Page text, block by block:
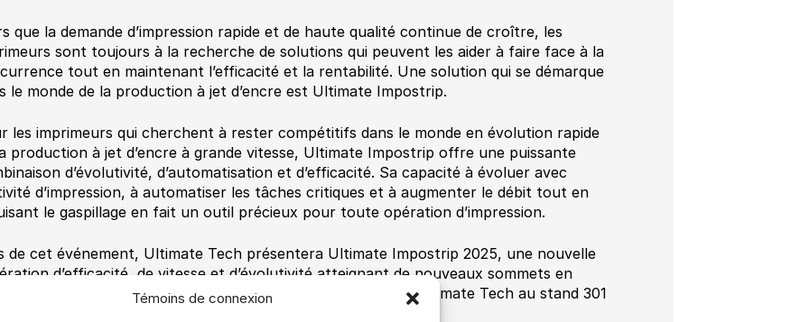
Témoins de connexion
que la demande d’impression rapide et de haute qualité continue de croître, les
sont toujours à la recherche de solutions qui peuvent les aider à faire face à la
tout en maintenant l’efficacité et la rentabilité. Une solution qui se démarque
le monde de la production à jet d’encre est Ultimate Impostrip.
les imprimeurs qui cherchent à rester compétitifs dans le monde en évolution rapide
production à jet d’encre à grande vitesse, Ultimate Impostrip offre une puissante
d’évolutivité, d’automatisation et d’efficacité. Sa capacité à évoluer avec
d’impression, à automatiser les tâches critiques et à augmenter le débit tout en
le gaspillage en fait un outil précieux pour toute opération d’impression.
de cet événement, Ultimate Tech présentera Ultimate Impostrip 2025, une nouvelle
d’efficacité, de vitesse et d’évolutivité atteignant de nouveaux sommets en
de possibilités d’automatisation. N’oubliez pas de visiter Ultimate Tech au stand 301